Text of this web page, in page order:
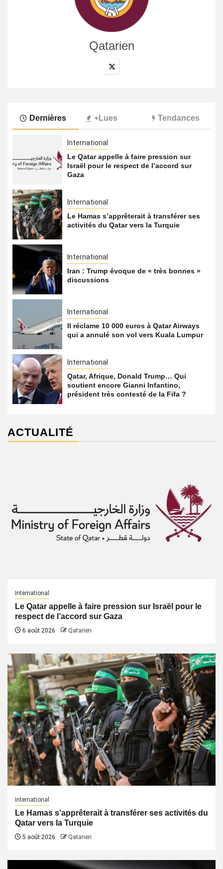
Qatarien
Dernières +Lues Tendances
International
Le Qatar appelle à faire pression sur
Israël pour le respect de l’accord sur
Gaza
International
Le Hamas s’apprêterait à transférer ses
activités du Qatar vers la Turquie
International
Iran : Trump évoque de « très bonnes »
discussions
International
Il réclame 10 000 euros à Qatar Airways
qui a annulé son vol vers Kuala Lumpur
International
Qatar, Afrique, Donald Trump… Qui
soutient encore Gianni Infantino,
président très contesté de la Fifa ?
ACTUALITÉ
International
Le Qatar appelle à faire pression sur Israël pour le
respect de l’accord sur Gaza
6 août 2026 Qatarien
International
Le Hamas s’apprêterait à transférer ses activités du
Qatar vers la Turquie
5 août 2026 Qatarien